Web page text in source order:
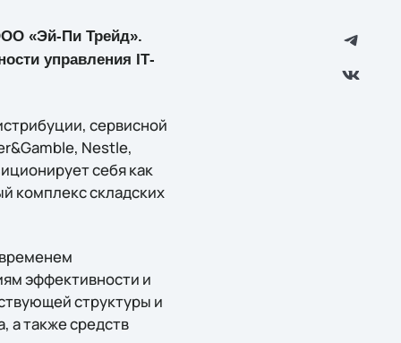
«Эй-Пи Трейд».
управления IТ-
сервисной
Nestle,
себя как
комплекс складских
эффективности и
структуры и
а также средств